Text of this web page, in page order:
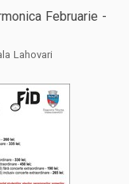
Februarie -
Lahovari